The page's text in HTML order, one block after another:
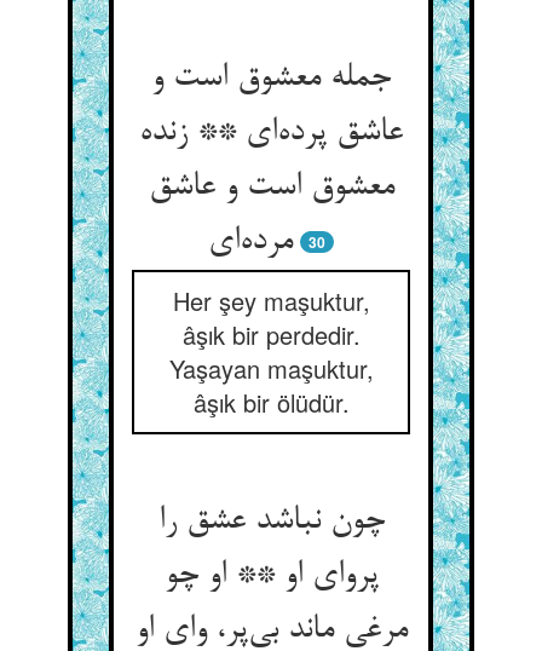
جمله معشوق است و
عاشق پرده‌‌ای ** زنده
معشوق است و عاشق
30
Her şey maşuktur,
âşık bir perdedir.
Yaşayan maşuktur,
âşık bir ölüdür.
چون نباشد عشق را
پروای او ** او چو
مرغی ماند بی‌‌پر، وای او